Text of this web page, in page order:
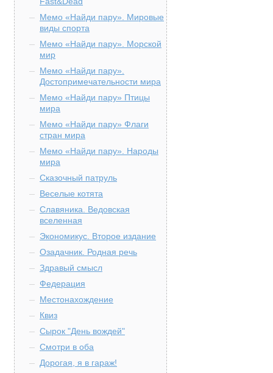
Мемо «Найди пару». Мировые
виды спорта
Мемо «Найди пару». Морской
мир
Мемо «Найди пару».
Достопримечательности мира
Мемо «Найди пару» Птицы
мира
Мемо «Найди пару» Флаги
стран мира
Мемо «Найди пару». Народы
мира
Сказочный патруль
Веселые котята
Славяника. Ведовская
вселенная
Экономикус. Второе издание
Озадачник. Родная речь
Здравый смысл
Федерация
Местонахождение
Квиз
Сырок "День вождей"
Смотри в оба
Дорогая, я в гараж!